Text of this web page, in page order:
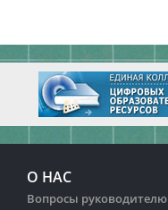
О НАС
Вопросы руководителю